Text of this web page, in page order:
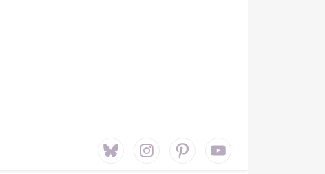
Bluesky instagrampinterestyoutube